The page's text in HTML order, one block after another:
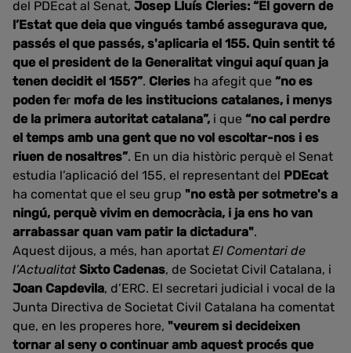
del PDEcat al Senat, Josep Lluís Cleries: “El govern de
l’Estat que deia que vingués també assegurava que,
passés el que passés, s'aplicaria el 155. Quin sentit té
que el president de la Generalitat vingui aquí quan ja
tenen decidit el 155?”. Cleries ha afegit que “no es
poden fer mofa de les institucions catalanes, i menys
de la primera autoritat catalana”, i que “no cal perdre
el temps amb una gent que no vol escoltar-nos i es
riuen de nosaltres”. En un dia històric perquè el Senat
estudia l’aplicació del 155, el representant del PDEcat
ha comentat que el seu grup "no està per sotmetre's a
ningú, perquè vivim en democràcia, i ja ens ho van
arrabassar quan vam patir la dictadura".
Aquest dijous, a més, han aportat El Comentari de
l’Actualitat Sixto Cadenas, de Societat Civil Catalana, i
Joan Capdevila, d’ERC. El secretari judicial i vocal de la
Junta Directiva de Societat Civil Catalana ha comentat
que, en les properes hore, "veurem si decideixen
tornar al seny o continuar amb aquest procés que